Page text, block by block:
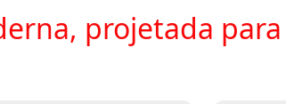
projetada